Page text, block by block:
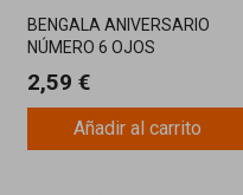
BENGALA ANIVERSARIO
NÚMERO 6 OJOS
2,59 €
Añadir al carrito